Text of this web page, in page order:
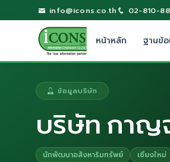
info@icons.co.th 02-810-
หน้าหลัก ฐานข้
ข้อมูลบริษัท
บริษัท กาญ
นักพัฒนาอสังหาริมทรัพย์ เชียงใหม่